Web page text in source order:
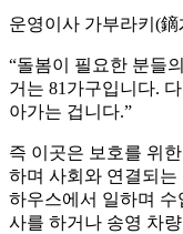
운영이사 가부라키(
“돌봄이 필요한 분들
거는 81가구입니다.
아가는 겁니다.”
즉 이곳은 보호를 위
하며 사회와 연결되는
하우스에서 일하며
사를 하거나 송영 차